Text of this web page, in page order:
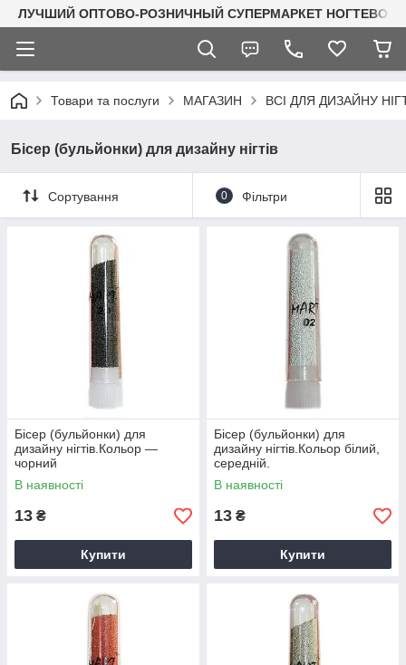
ЛУЧШИЙ ОПТОВО-РОЗНИЧНЫЙ СУПЕРМАРКЕТ
Товари та послуги МАГАЗИН ВСІ ДЛЯ ДИЗАЙНУ
Бісер (бульйонки) для дизайну нігтів
Сортування 0 Фільтри
Бісер (бульйонки) для
дизайну нігтів.Кольор —
чорний
В наявності
13 ₴
Купити
Бісер (бульйонки) для
дизайну нігтів.Кольор білий,
середній.
В наявності
13 ₴
Купити